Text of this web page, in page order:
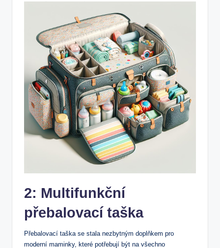
2: Multifunkční
přebalovací ‌taška
Přebalovací taška se stala nezbytným‌ doplňkem pro
moderní⁣ maminky, které potřebují být na všechno